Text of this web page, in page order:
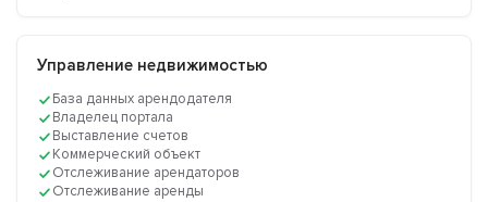
Управление недвижимостью
База данных арендодателя
Владелец портала
Выставление счетов
Коммерческий объект
Отслеживание арендаторов
Отслеживание аренды